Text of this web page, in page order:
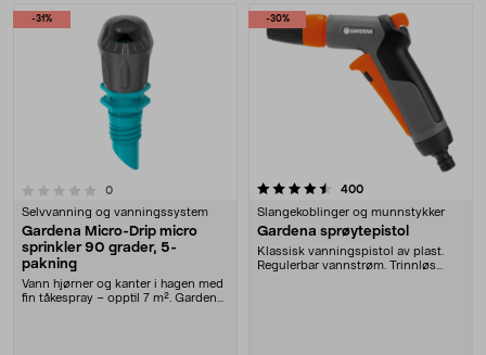
-31%
0anmeldelser
Selvvanning og vanningssystem
Gardena Micro-Drip micro
sprinkler 90 grader, 5-
pakning
Vann hjørner og kanter i hagen med
fin tåkespray – opptil 7 m². Gardena
-30%
4.5 av 5 stjerner 400anmeldelser
Slangekoblinger og munnstykker
Gardena sprøytepistol
Klassisk vanningspistol av plast.
Regulerbar vannstrøm. Trinnløs